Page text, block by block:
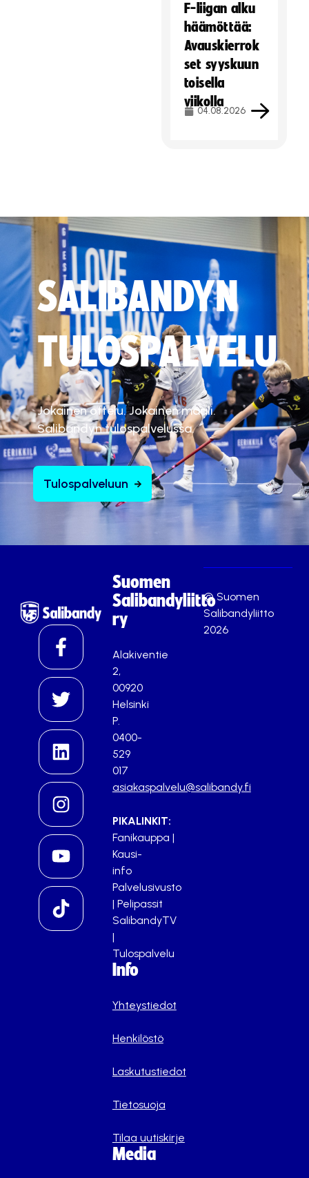
F-liigan alku
häämöttää:
Avauskierrok
set syyskuun
toisella
viikolla
04.08.2026
SALIBANDYN
TULOSPALVELU
Jokainen ottelu. Jokainen maali.
Salibandyn tulospalvelussa.
Tulospalveluun
Suomen
Salibandyliitto
ry
Alakiventie
2,
00920
Helsinki
P.
0400-
529
017
asiakaspalvelu@salibandy.fi
PIKALINKIT:
Fanikauppa |
Kausi-
info
Palvelusivusto
| Pelipassit
SalibandyTV
|
Tulospalvelu
Info
Yhteystiedot
Henkilöstö
Laskutustiedot
Tietosuoja
Tilaa uutiskirje
Media
© Suomen
Salibandyliitto
2026